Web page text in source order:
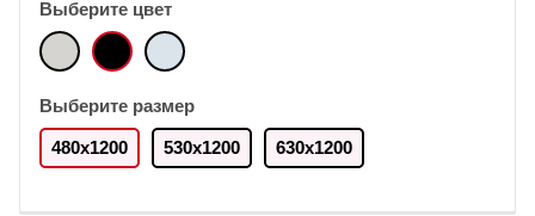
Выберите цвет
Выберите размер
480x1200 530x1200 630x1200